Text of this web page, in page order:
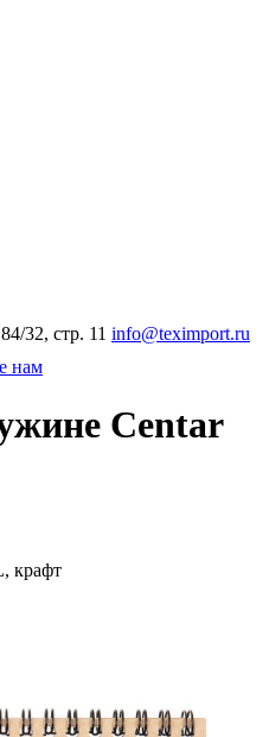
32, стр. 11 info@teximport.ru
нам
Centar
крафт